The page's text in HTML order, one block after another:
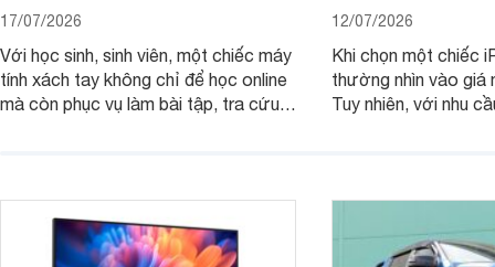
17/07/2026
Với học sinh, sinh viên, một chiếc máy
tính xách tay không chỉ để học online
mà còn phục vụ làm bài tập, tra cứu,
thay vì chỉ so sánh cấu hình trên giấy.
12/07/2026
Khi chọn một chiếc
thường nhìn vào
Tuy nhiên, với nhu
không, dùng được